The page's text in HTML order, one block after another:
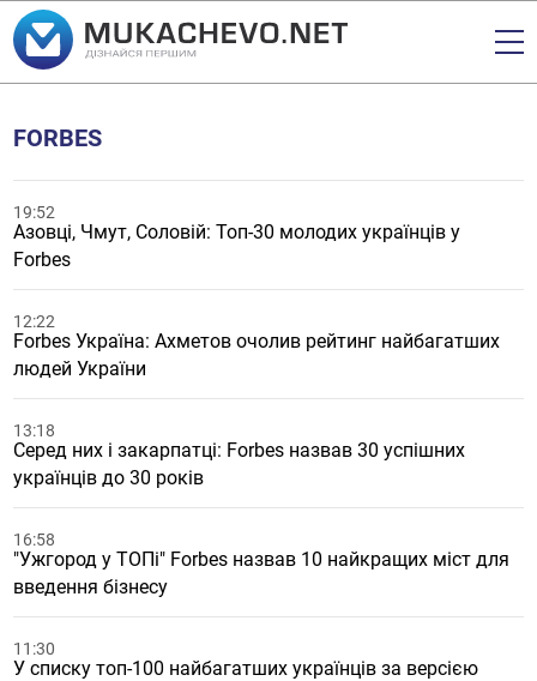
FORBES
19:52
Азовці, Чмут, Соловій: Топ-30 молодих українців у
Forbes
12:22
Forbes Україна: Ахметов очолив рейтинг найбагатших
людей України
13:18
Серед них і закарпатці: Forbes назвав 30 успішних
українців до 30 років
16:58
"Ужгород у ТОПі" Forbes назвав 10 найкращих міст для
введення бізнесу
11:30
У списку топ-100 найбагатших українців за версією